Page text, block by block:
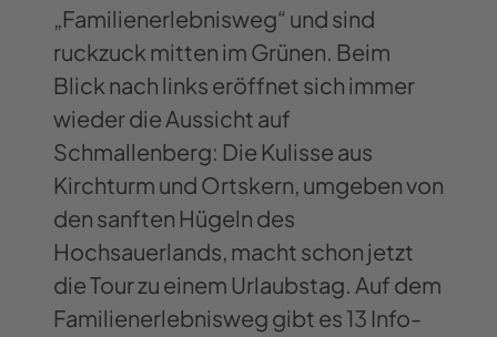
„Familienerlebnisweg“ und sind
ruckzuck mitten im Grünen. Beim
Blick nach links eröffnet sich immer
wieder die Aussicht auf
Schmallenberg: Die Kulisse aus
Kirchturm und Ortskern, umgeben von
den sanften Hügeln des
Hochsauerlands, macht schon jetzt
die Tour zu einem Urlaubstag. Auf dem
Familienerlebnisweg gibt es 13 Info-